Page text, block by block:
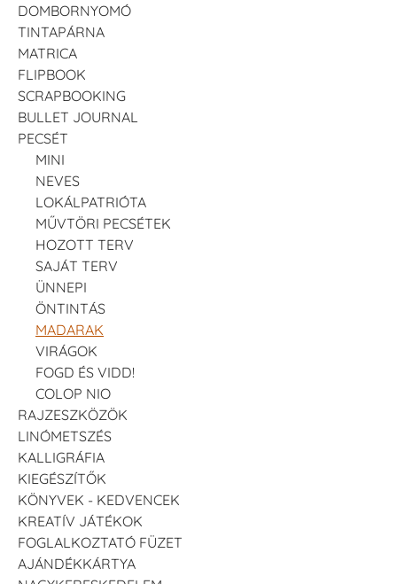
DOMBORNYOMÓ
TINTAPÁRNA
MATRICA
FLIPBOOK
SCRAPBOOKING
BULLET JOURNAL
PECSÉT
MINI
NEVES
LOKÁLPATRIÓTA
MŰVTÖRI PECSÉTEK
HOZOTT TERV
SAJÁT TERV
ÜNNEPI
ÖNTINTÁS
MADARAK
VIRÁGOK
FOGD ÉS VIDD!
COLOP NIO
RAJZESZKÖZÖK
LINÓMETSZÉS
KALLIGRÁFIA
KIEGÉSZÍTŐK
KÖNYVEK - KEDVENCEK
KREATÍV JÁTÉKOK
FOGLALKOZTATÓ FÜZET
AJÁNDÉKKÁRTYA